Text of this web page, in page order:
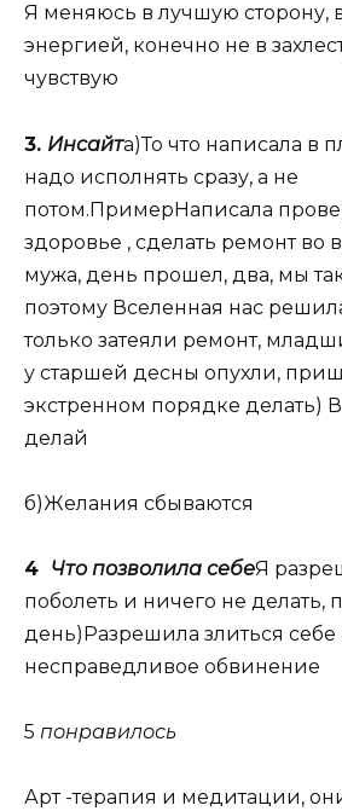
Я меняюсь в лучшую сторону,
энергией, конечно не в
чувствую
3. Инсайта)То что написала в
надо исполнять сразу, а не
потом.ПримерНаписала
здоровье , сделать ремонт во
мужа, день прошел, два, мы
поэтому Вселенная нас
только затеяли ремонт,
у старшей десны опухли,
экстренном порядке делать)
делай
б)Желания сбываются
4 Что позволила себеЯ
поболеть и ничего не делать,
день)Разрешила злиться себе
несправедливое обвинение
5 понравилось
Арт -терапия и медитации,